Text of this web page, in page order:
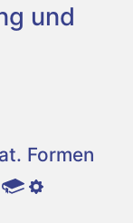
und
Formen